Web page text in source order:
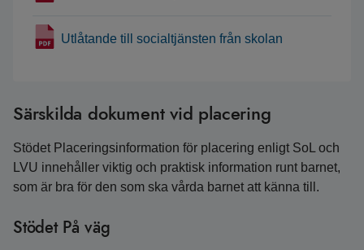
Utlåtande till socialtjänsten från skolan
Särskilda dokument vid placering
Stödet Placeringsinformation för placering enligt SoL och
LVU innehåller viktig och praktisk information runt barnet,
som är bra för den som ska vårda barnet att känna till.
Stödet På väg